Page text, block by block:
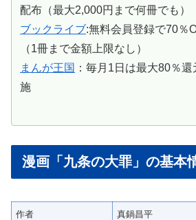
配布（最大2,000円まで何冊でも）
ブックライブ:無料会員登録で70％
（1冊まで金額上限なし）
まんが王国 ：毎月1日は最大80％
施
漫画「九条の大罪」の基本
作者 真鍋昌平